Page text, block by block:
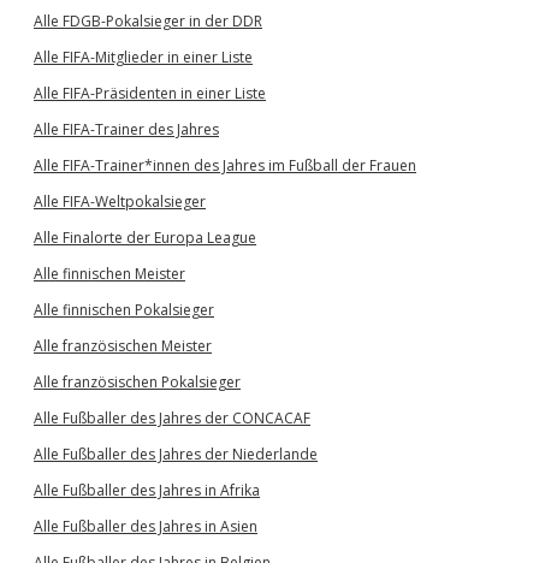
Alle FDGB-Pokalsieger in der DDR
Alle FIFA-Mitglieder in einer Liste
Alle FIFA-Präsidenten in einer Liste
Alle FIFA-Trainer des Jahres
Alle FIFA-Trainer*innen des Jahres im Fußball der Frauen
Alle FIFA-Weltpokalsieger
Alle Finalorte der Europa League
Alle finnischen Meister
Alle finnischen Pokalsieger
Alle französischen Meister
Alle französischen Pokalsieger
Alle Fußballer des Jahres der CONCACAF
Alle Fußballer des Jahres der Niederlande
Alle Fußballer des Jahres in Afrika
Alle Fußballer des Jahres in Asien